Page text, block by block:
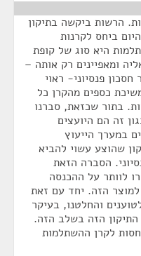
הרשות ביקשה בתיקון
ביחס לקרנות
היא סוג של קופת
ומאפיינים רק אותה –
פנסיוני- ראוי
כספים מהקרן כל
בתור שכזאת, סברנו
זה הם היועצים
במערך הייעוץ
שהוצע עשוי להביא
הסברה הזאת
לוותר על ההכנסה
הזה. יחד עם זאת
והחלטנו, בעיקר
הזה בשלב הזה.
לקרן ההשתלמות